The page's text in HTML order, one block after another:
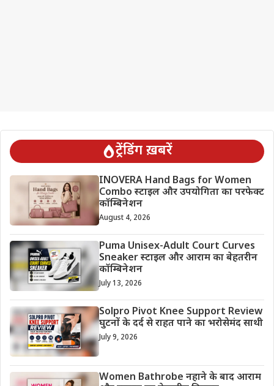
ट्रेंडिंग ख़बरें
INOVERA Hand Bags for Women
Combo स्टाइल और उपयोगिता का परफेक्ट
कॉम्बिनेशन
August 4, 2026
Puma Unisex-Adult Court Curves
Sneaker स्टाइल और आराम का बेहतरीन
कॉम्बिनेशन
July 13, 2026
Solpro Pivot Knee Support Review
घुटनों के दर्द से राहत पाने का भरोसेमंद साथी
July 9, 2026
Women Bathrobe नहाने के बाद आराम